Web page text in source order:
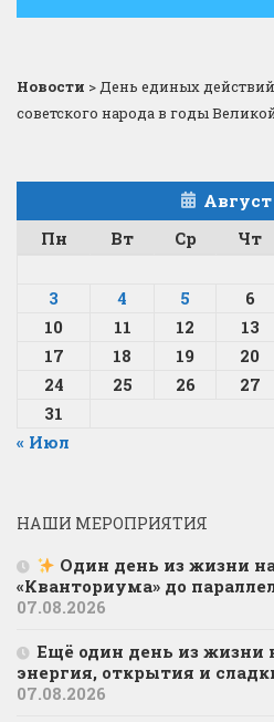
Новости >День единых
советского народа в годы
Август
Пн
Вт Ср Чт
3
4 5 6
10
11 12 13
17
18 19 20
24
25 26 27
31
« Июл
НАШИ МЕРОПРИЯТИЯ
Один день из жизни
«Кванториума» до
07.08.2026
Ещё один день из жизни
энергия, открытия и
07.08.2026